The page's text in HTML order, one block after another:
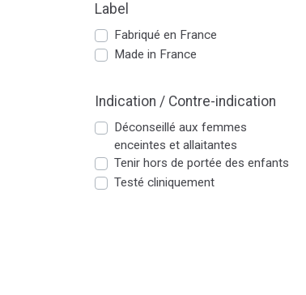
Label
Fabriqué en France
Made in France
Indication / Contre-indication
Déconseillé aux femmes
enceintes et allaitantes
Tenir hors de portée des enfants
Testé cliniquement